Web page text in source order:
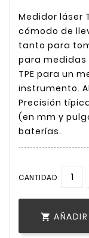
Medidor láser
cómodo de
tanto para
para medidas
TPE para un
instrumento.
Precisión
(en mm y
baterías.
CANTIDAD
